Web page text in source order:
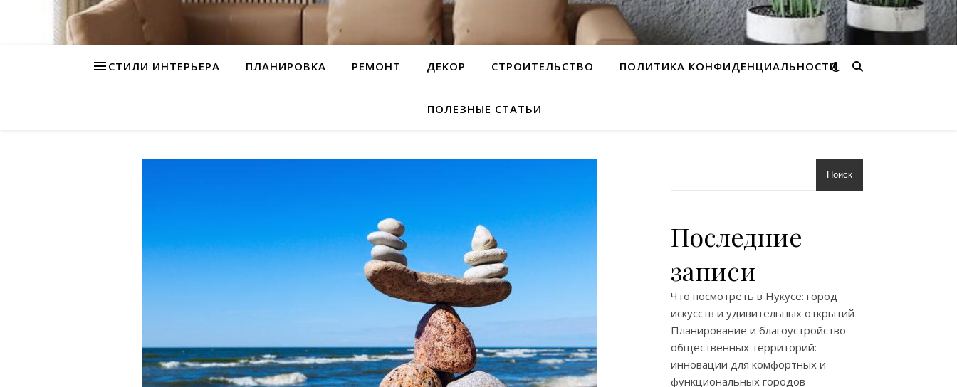
СТИЛИ ИНТЕРЬЕРА ПЛАНИРОВКА РЕМОНТ ДЕКОР СТРОИТЕЛЬСТВО ПОЛИТИКА КОНФИДЕНЦИАЛЬНОСТИ
ПОЛЕЗНЫЕ СТАТЬИ
Поиск
Последние
записи
Что посмотреть в Нукусе: город
искусств и удивительных открытий
Планирование и благоустройство
общественных территорий:
инновации для комфортных и
функциональных городов